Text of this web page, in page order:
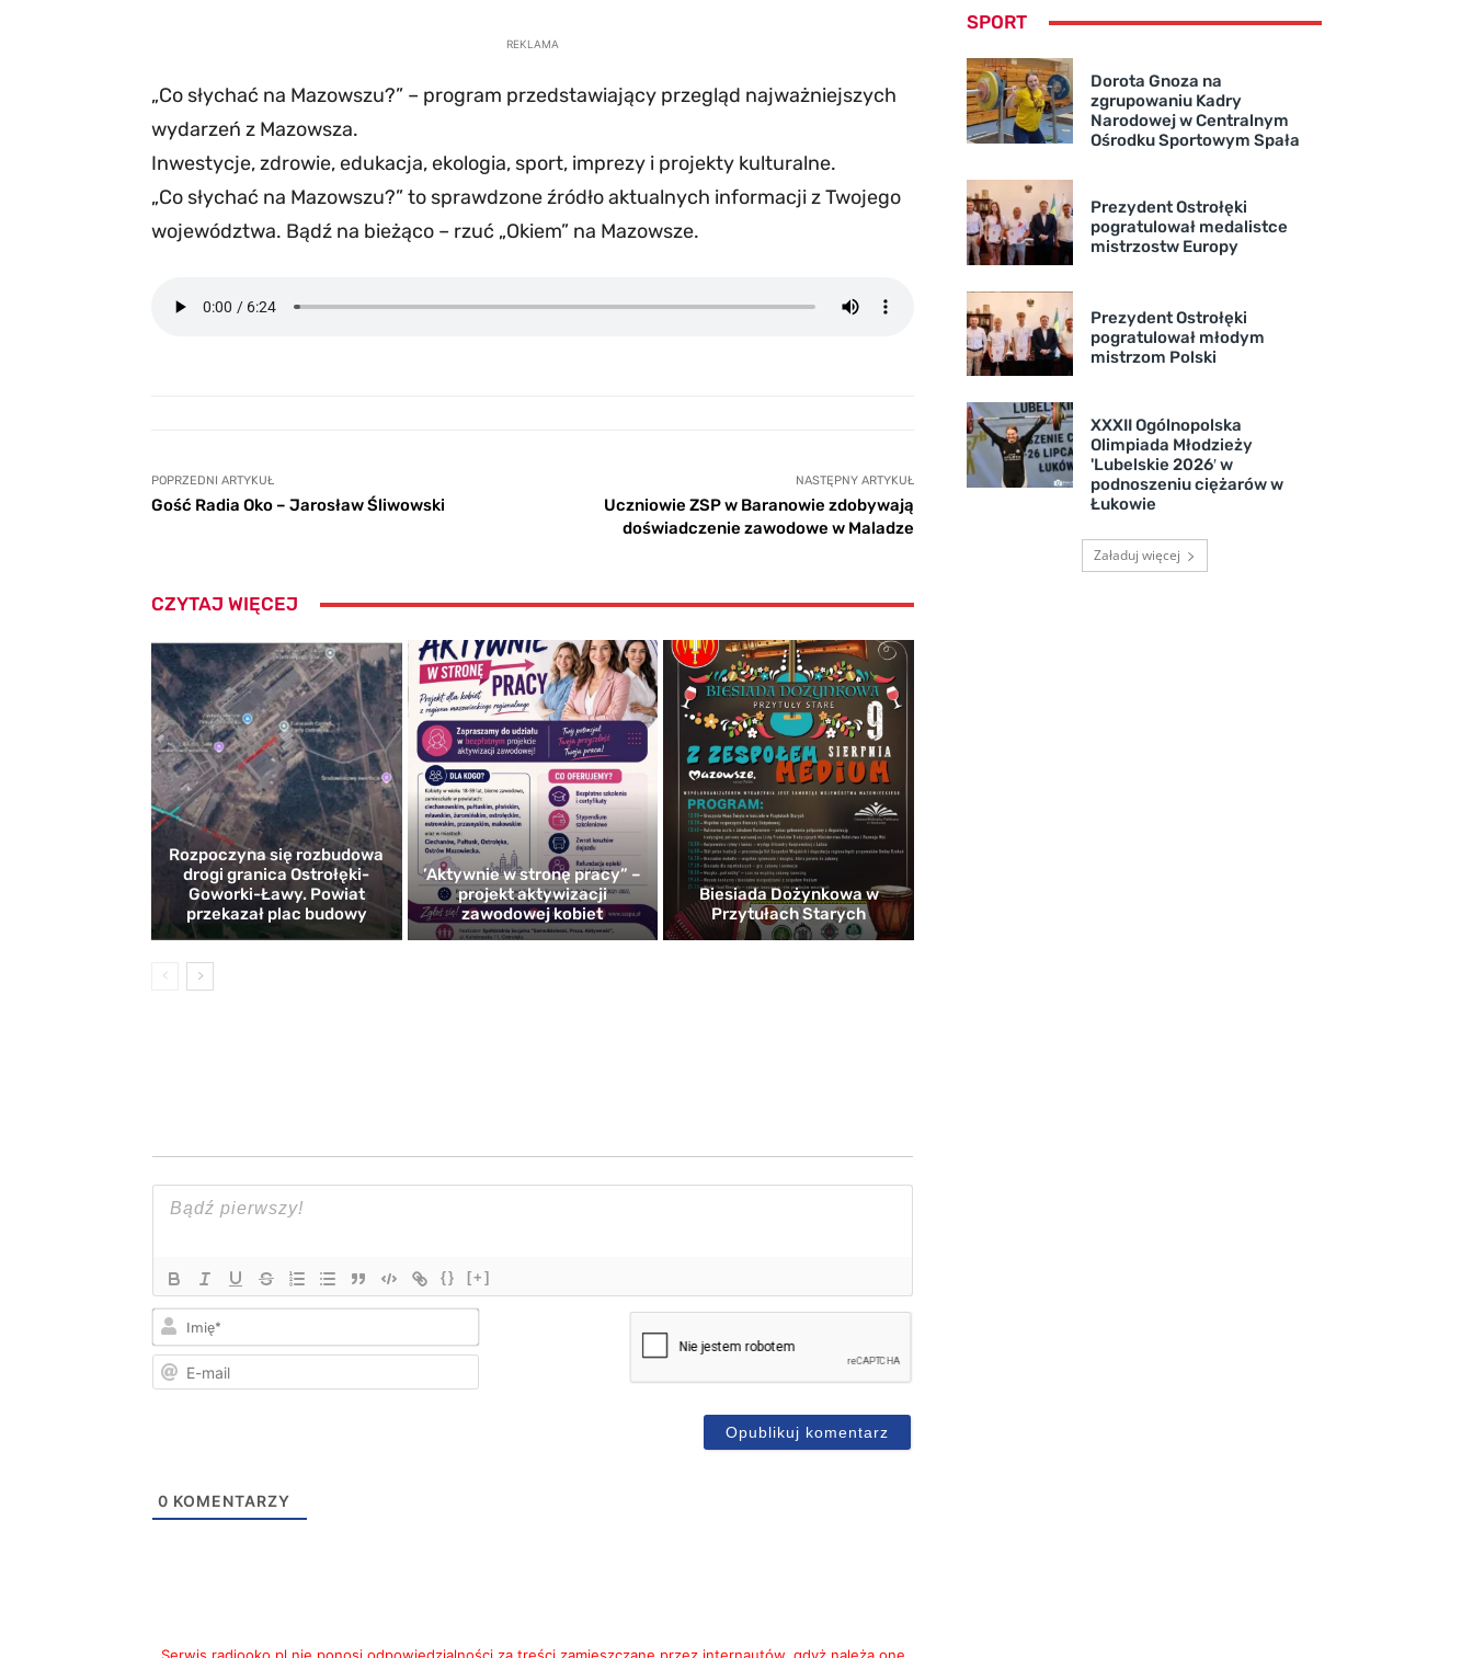
REKLAMA
„Co słychać na Mazowszu?” – program przedstawiający przegląd najważniejszych
wydarzeń z Mazowsza.
Inwestycje, zdrowie, edukacja, ekologia, sport, imprezy i projekty kulturalne.
„Co słychać na Mazowszu?” to sprawdzone źródło aktualnych informacji z Twojego
województwa. Bądź na bieżąco – rzuć „Okiem” na Mazowsze.
POPRZEDNI ARTYKUŁ
Gość Radia Oko – Jarosław Śliwowski
NASTĘPNY ARTYKUŁ
Uczniowie ZSP w Baranowie zdobywają
doświadczenie zawodowe w Maladze
CZYTAJ WIĘCEJ
Rozpoczyna się rozbudowa
drogi granica Ostrołęki-
Goworki-Ławy. Powiat
przekazał plac budowy
’Aktywnie w stronę pracy” –
projekt aktywizacji
zawodowej kobiet
Biesiada Dożynkowa w
Przytułach Starych
{} [+]
mail
0 KOMENTARZY
SPORT
Dorota Gnoza na
zgrupowaniu Kadry
Narodowej w Centralnym
Ośrodku Sportowym Spała
Prezydent Ostrołęki
pogratulował medalistce
mistrzostw Europy
Prezydent Ostrołęki
pogratulował młodym
mistrzom Polski
XXXII Ogólnopolska
Olimpiada Młodzieży
'Lubelskie 2026′ w
podnoszeniu ciężarów w
Łukowie
Załaduj więcej